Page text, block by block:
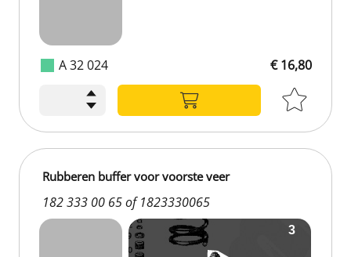
A 32 024 € 16,80
Rubberen buffer voor voorste veer
182 333 00 65 of 1823330065